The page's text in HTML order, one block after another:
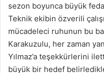
sezon boyunca büyük
Teknik ekibin özverili
mücadeleci ruhunun bu
Karakuzulu, her zaman
Yılmaz’a teşekkürlerini
büyük bir hedef